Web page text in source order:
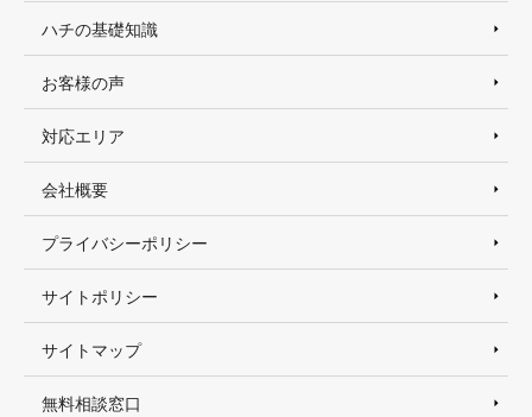
ハチの基礎知識
お客様の声
対応エリア
会社概要
プライバシーポリシー
サイトポリシー
サイトマップ
無料相談窓口